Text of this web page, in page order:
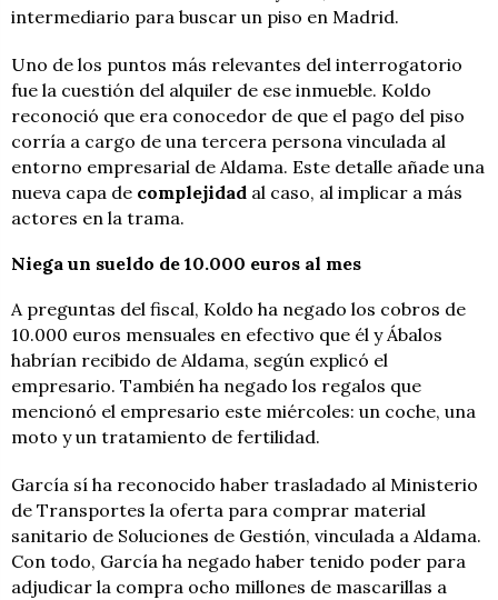
intermediario para buscar un piso en Madrid.
Uno de los puntos más relevantes del interrogatorio
fue la cuestión del alquiler de ese inmueble. Koldo
reconoció que era conocedor de que el pago del piso
corría a cargo de una tercera persona vinculada al
entorno empresarial de Aldama. Este detalle añade una
nueva capa de complejidad al caso, al implicar a más
actores en la trama.
Niega un sueldo de 10.000 euros al mes
A preguntas del fiscal, Koldo ha negado los cobros de
10.000 euros mensuales en efectivo que él y Ábalos
habrían recibido de Aldama, según explicó el
empresario. También ha negado los regalos que
mencionó el empresario este miércoles: un coche, una
moto y un tratamiento de fertilidad.
García sí ha reconocido haber trasladado al Ministerio
de Transportes la oferta para comprar material
sanitario de Soluciones de Gestión, vinculada a Aldama.
Con todo, García ha negado haber tenido poder para
adjudicar la compra ocho millones de mascarillas a